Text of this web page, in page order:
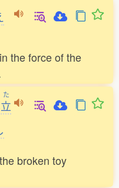
the force of the
た
立
broken toy